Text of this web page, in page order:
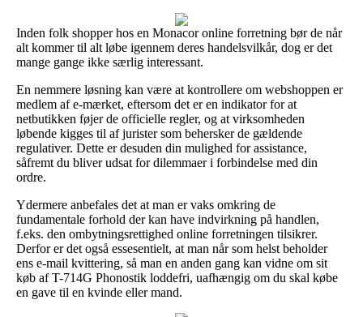
Inden folk shopper hos en Monacor online forretning bør de når
alt kommer til alt løbe igennem deres handelsvilkår, dog er det
mange gange ikke særlig interessant.
En nemmere løsning kan være at kontrollere om webshoppen er
medlem af e-mærket, eftersom det er en indikator for at
netbutikken føjer de officielle regler, og at virksomheden
løbende kigges til af jurister som behersker de gældende
regulativer. Dette er desuden din mulighed for assistance,
såfremt du bliver udsat for dilemmaer i forbindelse med din
ordre.
Ydermere anbefales det at man er vaks omkring de
fundamentale forhold der kan have indvirkning på handlen,
f.eks. den ombytningsrettighed online forretningen tilsikrer.
Derfor er det også essesentielt, at man når som helst beholder
ens e-mail kvittering, så man en anden gang kan vidne om sit
køb af T-714G Phonostik loddefri, uafhængig om du skal købe
en gave til en kvinde eller mand.